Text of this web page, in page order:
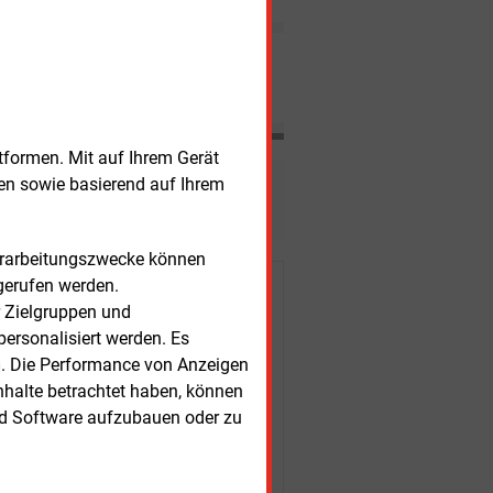
Mit auf Ihrem Gerät
sowie basierend auf Ihrem
können
werden.
und
werden. Es
Performance von Anzeigen
betrachtet haben, können
Software aufzubauen oder zu
Kunden